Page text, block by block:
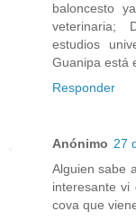
baloncesto
veterinaria;
estudios
Guanipa está
Responder
Anónimo 27
Alguien sabe
interesante
cova que